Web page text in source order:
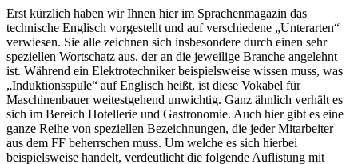
Erst kürzlich haben wir Ihnen hier im Sprachenmagazin das
technische Englisch vorgestellt und auf verschiedene „Unterarten“
verwiesen. Sie alle zeichnen sich insbesondere durch einen sehr
speziellen Wortschatz aus, der an die jeweilige Branche angelehnt
ist. Während ein Elektrotechniker beispielsweise wissen muss, was
„Induktionsspule“ auf Englisch heißt, ist diese Vokabel für
Maschinenbauer weitestgehend unwichtig. Ganz ähnlich verhält es
sich im Bereich Hotellerie und Gastronomie. Auch hier gibt es eine
ganze Reihe von speziellen Bezeichnungen, die jeder Mitarbeiter
aus dem FF beherrschen muss. Um welche es sich hierbei
beispielsweise handelt, verdeutlicht die folgende Auflistung mit